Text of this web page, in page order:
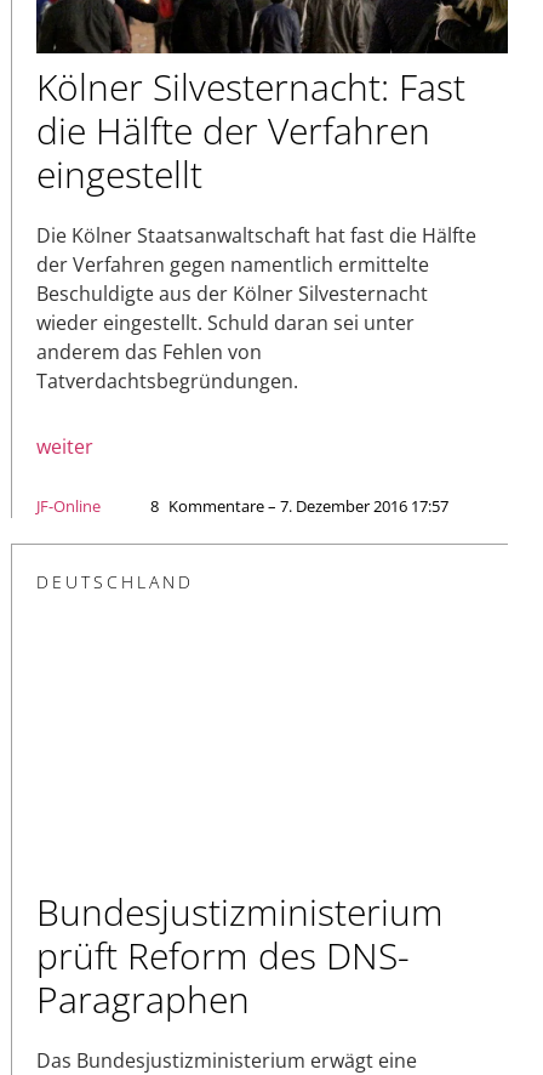
Kölner Silvesternacht: Fast
die Hälfte der Verfahren
eingestellt
Die Kölner Staatsanwaltschaft hat fast die Hälfte
der Verfahren gegen namentlich ermittelte
Beschuldigte aus der Kölner Silvesternacht
wieder eingestellt. Schuld daran sei unter
anderem das Fehlen von
Tatverdachtsbegründungen.
weiter
JF-Online 8 Kommentare – 7. Dezember 2016 17:57
DEUTSCHLAND
Bundesjustizministerium
prüft Reform des DNS-
Paragraphen
Das Bundesjustizministerium erwägt eine